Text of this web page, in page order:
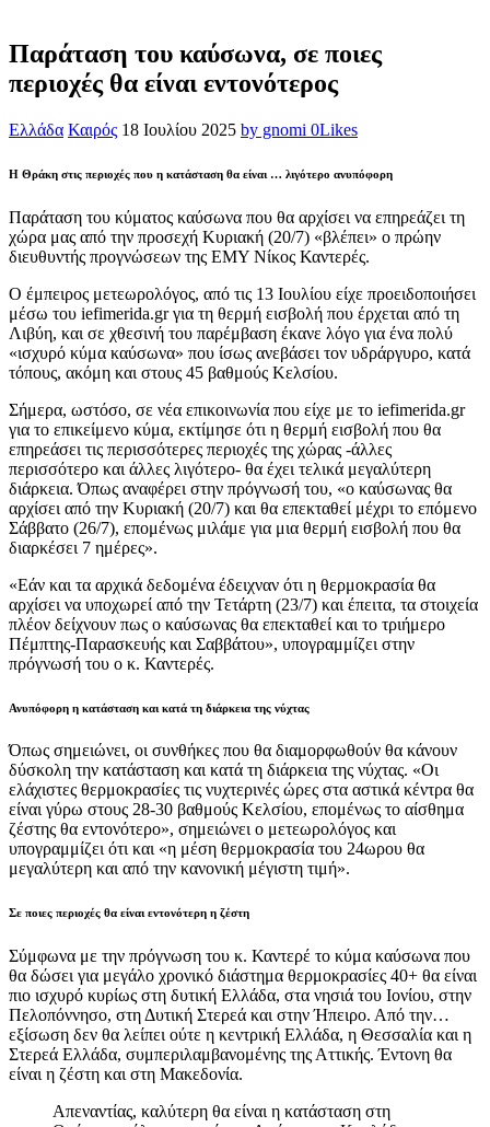
Παράταση του καύσωνα, σε ποιες
περιοχές θα είναι εντονότερος
Ελλάδα Καιρός 18 Ιουλίου 2025 by gnomi 0Likes
Η Θράκη στις περιοχές που η κατάσταση θα είναι … λιγότερο ανυπόφορη
Παράταση του κύματος καύσωνα που θα αρχίσει να επηρεάζει τη
χώρα μας από την προσεχή Κυριακή (20/7) «βλέπει» ο πρώην
διευθυντής προγνώσεων της ΕΜΥ Νίκος Καντερές.
Ο έμπειρος μετεωρολόγος, από τις 13 Ιουλίου είχε προειδοποιήσει
μέσω του iefimerida.gr για τη θερμή εισβολή που έρχεται από τη
Λιβύη, και σε χθεσινή του παρέμβαση έκανε λόγο για ένα πολύ
«ισχυρό κύμα καύσωνα» που ίσως ανεβάσει τον υδράργυρο, κατά
τόπους, ακόμη και στους 45 βαθμούς Κελσίου.
Σήμερα, ωστόσο, σε νέα επικοινωνία που είχε με το iefimerida.gr
για το επικείμενο κύμα, εκτίμησε ότι η θερμή εισβολή που θα
επηρεάσει τις περισσότερες περιοχές της χώρας -άλλες
περισσότερο και άλλες λιγότερο- θα έχει τελικά μεγαλύτερη
διάρκεια. Όπως αναφέρει στην πρόγνωσή του, «ο καύσωνας θα
αρχίσει από την Κυριακή (20/7) και θα επεκταθεί μέχρι το επόμενο
Σάββατο (26/7), επομένως μιλάμε για μια θερμή εισβολή που θα
διαρκέσει 7 ημέρες».
«Εάν και τα αρχικά δεδομένα έδειχναν ότι η θερμοκρασία θα
αρχίσει να υποχωρεί από την Τετάρτη (23/7) και έπειτα, τα στοιχεία
πλέον δείχνουν πως ο καύσωνας θα επεκταθεί και το τριήμερο
Πέμπτης-Παρασκευής και Σαββάτου», υπογραμμίζει στην
πρόγνωσή του ο κ. Καντερές.
Ανυπόφορη η κατάσταση και κατά τη διάρκεια της νύχτας
Όπως σημειώνει, οι συνθήκες που θα διαμορφωθούν θα κάνουν
δύσκολη την κατάσταση και κατά τη διάρκεια της νύχτας. «Οι
ελάχιστες θερμοκρασίες τις νυχτερινές ώρες στα αστικά κέντρα θα
είναι γύρω στους 28-30 βαθμούς Κελσίου, επομένως το αίσθημα
ζέστης θα εντονότερο», σημειώνει ο μετεωρολόγος και
υπογραμμίζει ότι και «η μέση θερμοκρασία του 24ωρου θα
μεγαλύτερη και από την κανονική μέγιστη τιμή».
Σε ποιες περιοχές θα είναι εντονότερη η ζέστη
Σύμφωνα με την πρόγνωση του κ. Καντερέ το κύμα καύσωνα που
θα δώσει για μεγάλο χρονικό διάστημα θερμοκρασίες 40+ θα είναι
πιο ισχυρό κυρίως στη δυτική Ελλάδα, στα νησιά του Ιονίου, στην
Πελοπόννησο, στη Δυτική Στερεά και στην Ήπειρο. Από την…
εξίσωση δεν θα λείπει ούτε η κεντρική Ελλάδα, η Θεσσαλία και η
Στερεά Ελλάδα, συμπεριλαμβανομένης της Αττικής. Έντονη θα
είναι η ζέστη και στη Μακεδονία.
Απεναντίας, καλύτερη θα είναι η κατάσταση στη